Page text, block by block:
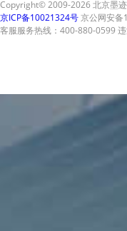
Copyright© 2009-2026 北京墨
京ICP备10021324号京公网安
客服服务热线：400-880-0599